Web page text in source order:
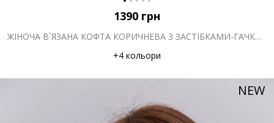
1390 грн
ЖІНОЧА В`ЯЗАНА КОФТА КОРИЧНЕВА З ЗАСТІБКАМИ-ГАЧКАМИ
+4 кольори
NEW